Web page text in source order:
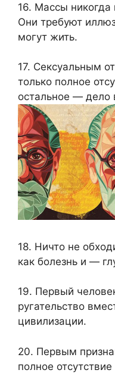
16. Массы
Они требуют
могут жить.
17. Сексуальным
только полное
остальное — дело
18. Ничто не
как болезнь и —
19. Первый
ругательство
цивилизации.
20. Первым
полное